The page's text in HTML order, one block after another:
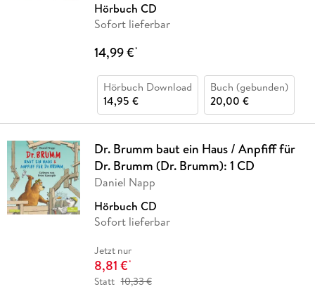
Hörbuch CD
Sofort lieferbar
14,99 €*
Hörbuch Download
14,95 €
Buch (gebunden)
20,00 €
Dr. Brumm baut ein Haus / Anpfiff für
Dr. Brumm (Dr. Brumm): 1 CD
Daniel Napp
Hörbuch CD
Sofort lieferbar
Jetzt nur
8,81 €*
Statt 10,33 €